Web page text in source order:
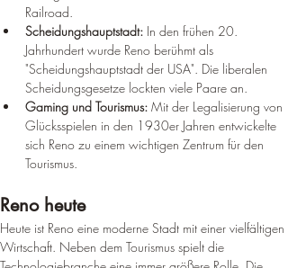
Railroad.
Scheidungshauptstadt: In den frühen 20.
Jahrhundert wurde Reno berühmt als
"Scheidungshauptstadt der USA". Die liberalen
Scheidungsgesetze lockten viele Paare an.
Gaming und Tourismus: Mit der Legalisierung von
Glücksspielen in den 1930er Jahren entwickelte
sich Reno zu einem wichtigen Zentrum für den
Tourismus.
Reno heute
Heute ist Reno eine moderne Stadt mit einer vielfältigen
Wirtschaft. Neben dem Tourismus spielt die